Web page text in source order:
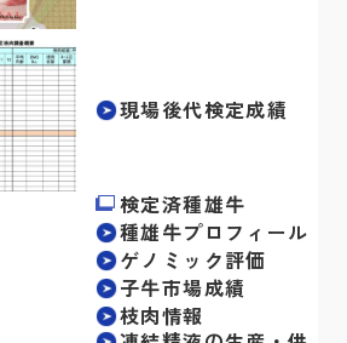
現場後代検定成績
検定済種雄牛
種雄牛プロフィール
ゲノミック評価
子牛市場成績
枝肉情報